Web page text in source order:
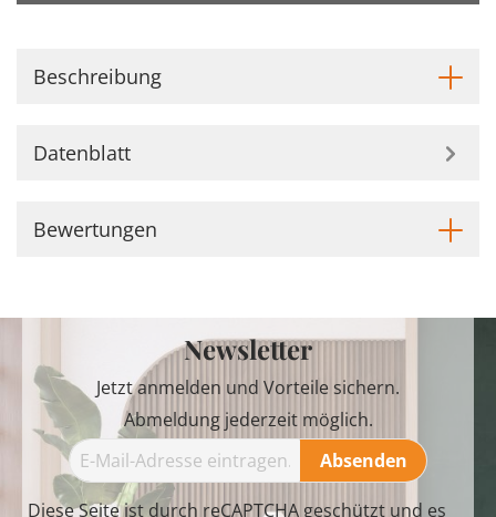
Beschreibung
Datenblatt
Bewertungen
Newsletter
Jetzt anmelden und Vorteile sichern.
Abmeldung jederzeit möglich.
Absenden
Diese Seite ist durch reCAPTCHA geschützt und es